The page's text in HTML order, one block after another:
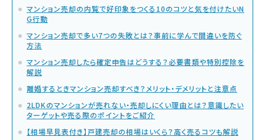
マンション売却の内覧で好印象をつくる10のコツと気を付けたいN
G行動
マンション売却で多い7つの失敗とは？事前に学んで間違いを防ぐ
方法
マンション売却したら確定申告はどうする？必要書類や特別控除を
解説
離婚するときマンション売却すべき？メリット・デメリットと注意点
2LDKのマンションが売れない・売却しにくい理由とは？意識したい
ターゲットや売る際のポイントをご紹介
【相場早見表付き】戸建売却の相場はいくら？高く売るコツも解説